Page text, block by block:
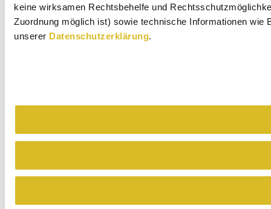
keine wirksamen Rechtsbehelfe und
Zuordnung möglich ist) sowie technische Informationen wie
unserer Datenschutzerklärung.